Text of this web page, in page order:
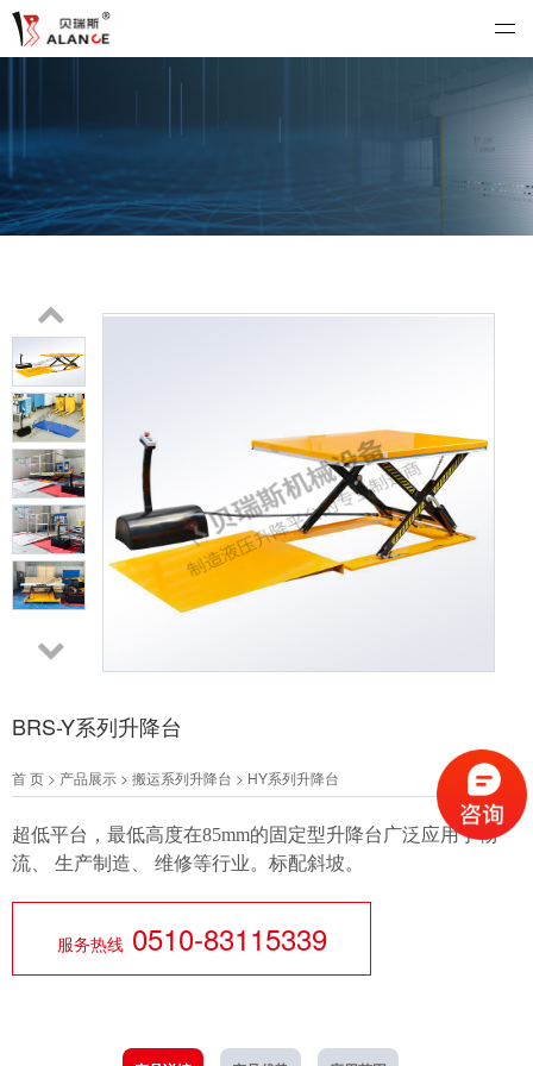
BRS-Y系列升降台
首 页 > 产品展示 > 搬运系列升降台 > HY系列升降台
超低平台，最低高度在85mm的固定型升降台广泛应用于物
流、 生产制造、 维修等行业。标配斜坡。
服务热线0510-83115339